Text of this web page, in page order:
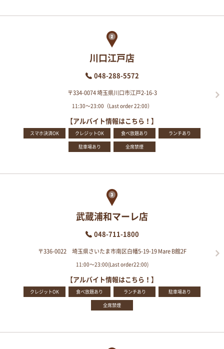
川口江戸店
048-288-5572
〒334-0074 埼玉県川口市江戸2-16-3
11:30～23:00（Last order 22:00）
【アルバイト情報はこちら！】
スマホ決済OK クレジットOK 食べ放題あり ランチあり
駐車場あり 全席禁煙
武蔵浦和マーレ店
048-711-1800
〒336-0022 埼玉県さいたま市南区白幡5-19-19 Mare B館2F
11:00～23:00(Last order22:00)
【アルバイト情報はこちら！】
クレジットOK 食べ放題あり ランチあり 駐車場あり
全席禁煙